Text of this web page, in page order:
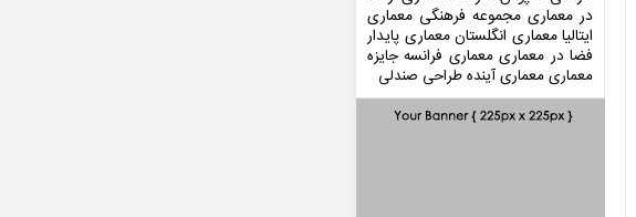
در معماری مجموعه فرهنگی معماری
ایتالیا معماری انگلستان معماری پایدار
فضا در معماری معماری فرانسه جایزه
معماریمعماری آیندهطراحی صندلی